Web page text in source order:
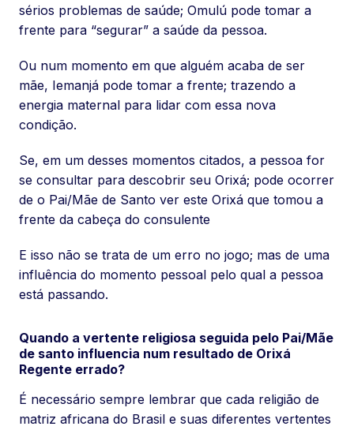
sérios problemas de saúde; Omulú pode tomar a
frente para “segurar” a saúde da pessoa.
Ou num momento em que alguém acaba de ser
mãe, Iemanjá pode tomar a frente; trazendo a
energia maternal para lidar com essa nova
condição.
Se, em um desses momentos citados, a pessoa for
se consultar para descobrir seu Orixá; pode ocorrer
de o Pai/Mãe de Santo ver este Orixá que tomou a
frente da cabeça do consulente
E isso não se trata de um erro no jogo; mas de uma
influência do momento pessoal pelo qual a pessoa
está passando.
Quando a vertente religiosa seguida pelo Pai/Mãe
de santo influencia num resultado de Orixá
Regente errado?
É necessário sempre lembrar que cada religião de
matriz africana do Brasil e suas diferentes vertentes